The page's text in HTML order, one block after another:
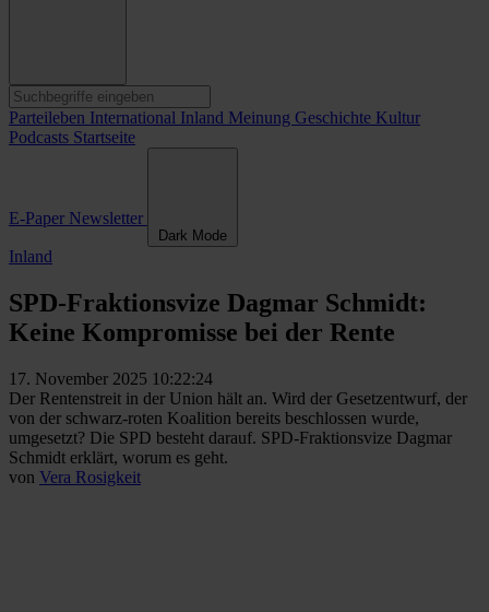
Parteileben International Inland Meinung Geschichte Kultur
Podcasts Startseite
E-Paper Newsletter
Dark Mode
Inland
SPD-Fraktionsvize Dagmar Schmidt:
Keine Kompromisse bei der Rente
17. November 2025 10:22:24
Der Rentenstreit in der Union hält an. Wird der Gesetzentwurf, der
von der schwarz-roten Koalition bereits beschlossen wurde,
umgesetzt? Die SPD besteht darauf. SPD-Fraktionsvize Dagmar
Schmidt erklärt, worum es geht.
von Vera Rosigkeit